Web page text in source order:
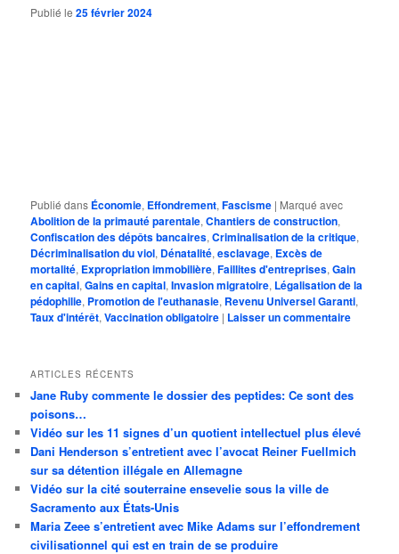
Publié le25 février 2024
Publié dans Économie, Effondrement,Fascisme | Marqué avec
Abolition de la primauté parentale,Chantiers de construction,
Confiscation des dépôts bancaires,Criminalisation de la critique,
Décriminalisation du viol, Dénatalité,esclavage, Excès de
mortalité, Expropriation immobilière,Faillites d'entreprises,Gain
en capital,Gains en capital,Invasion migratoire, Légalisation de la
pédophilie, Promotion de l'euthanasie, Revenu Universel Garanti,
Taux d'intérêt,Vaccination obligatoire | Laisser un commentaire
ARTICLES RÉCENTS
Jane Ruby commente le dossier des peptides: Ce sont des
poisons…
Vidéo sur les 11 signes d’un quotient intellectuel plus élevé
Dani Henderson s’entretient avec l’avocat Reiner Fuellmich
sur sa détention illégale en Allemagne
Vidéo sur la cité souterraine ensevelie sous la ville de
Sacramento aux États-Unis
Maria Zeee s’entretient avec Mike Adams sur l’effondrement
civilisationnel qui est en train de se produire